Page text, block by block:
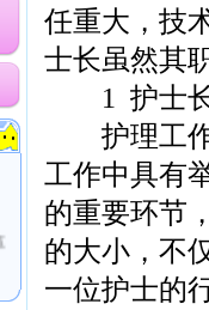
任重大，技
士长虽然其
1 护士长
护理工作
工作中具有
的重要环节
的大小，不
一位护士的